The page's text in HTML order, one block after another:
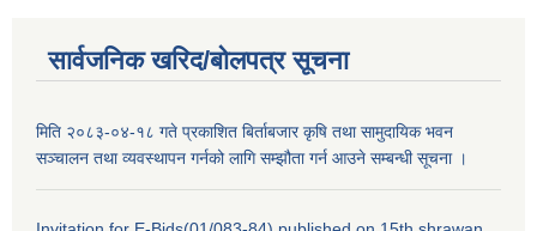
सार्वजनिक खरिद/बोलपत्र सूचना
मिति २०८३-०४-१८ गते प्रकाशित बिर्ताबजार कृषि तथा सामुदायिक भवन
सञ्चालन तथा व्यवस्थापन गर्नको लागि सम्झौता गर्न आउने सम्बन्धी सूचना ।